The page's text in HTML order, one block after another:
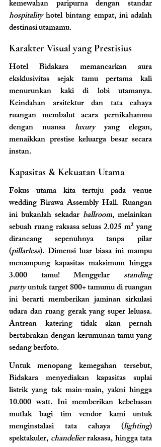
hospitality hotel bintang empat, ini adalah
destinasi utamamu.
Karakter Visual yang Prestisius
Hotel Bidakara memancarkan aura
eksklusivitas sejak tamu pertama kali
menurunkan kaki di lobi utamanya.
Keindahan arsitektur dan tata cahaya
ruangan membalut acara pernikahanmu
dengan nuansa luxury yang elegan,
menaikkan prestise keluarga besar secara
instan.
Kapasitas & Kekuatan Utama
Fokus utama kita tertuju pada venue
wedding Birawa Assembly Hall. Ruangan
ini bukanlah sekadar ballroom, melainkan
sebuah ruang raksasa seluas 2.025 m² yang
dirancang sepenuhnya tanpa pilar
(pillarless). Dimensi luar biasa ini mampu
menampung kapasitas maksimum hingga
3.000 tamu! Menggelar standing
party untuk target 800+ tamumu di ruangan
ini berarti memberikan jaminan sirkulasi
udara dan ruang gerak yang super leluasa.
Antrean katering tidak akan pernah
bertabrakan dengan kerumunan tamu yang
sedang berfoto.
Untuk menopang kemegahan tersebut,
Bidakara menyediakan kapasitas suplai
listrik yang tak main-main, yakni hingga
10.000 watt. Ini memberikan kebebasan
mutlak bagi tim vendor kami untuk
menginstalasi tata cahaya (lighting)
spektakuler, chandelier raksasa, hingga tata